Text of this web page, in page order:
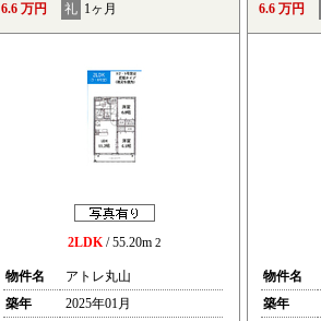
6.6 万円 礼 1ヶ月
2LDK/ 55.20m 2
物件名
アトレ丸山
築年
2025年01月
6.6 万円
物件名
築年